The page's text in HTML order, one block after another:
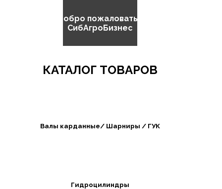
Добро пожаловать в
СибАгроБизнес
КАТАЛОГ ТОВАРОВ
Валы карданные/ Шарниры / ГУК
Гидроцилиндры